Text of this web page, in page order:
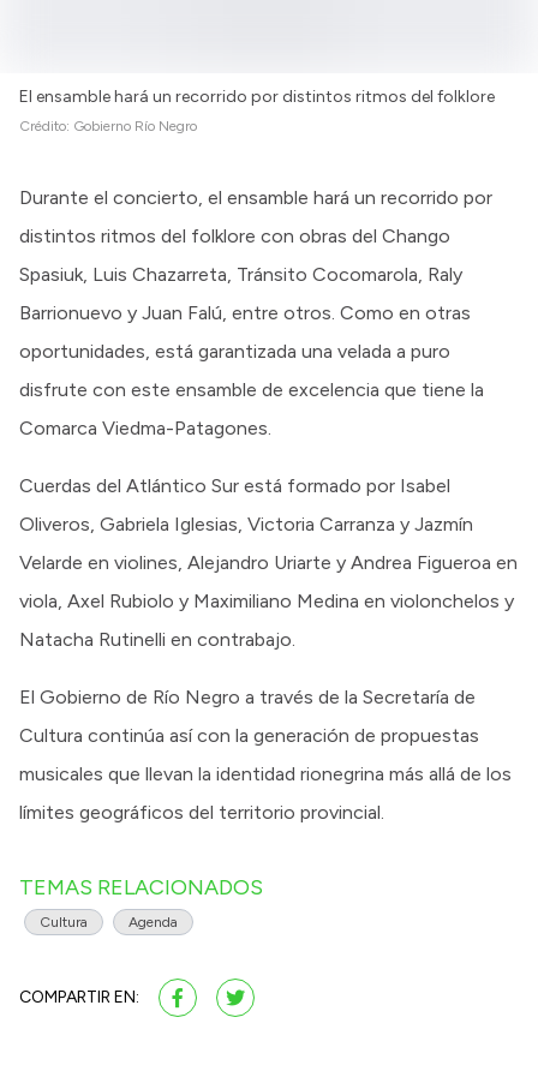
El ensamble hará un recorrido por distintos ritmos del folklore
Crédito: Gobierno Río Negro
Durante el concierto, el ensamble hará un recorrido por
distintos ritmos del folklore con obras del Chango
Spasiuk, Luis Chazarreta, Tránsito Cocomarola, Raly
Barrionuevo y Juan Falú, entre otros. Como en otras
oportunidades, está garantizada una velada a puro
disfrute con este ensamble de excelencia que tiene la
Comarca Viedma-Patagones.
Cuerdas del Atlántico Sur está formado por Isabel
Oliveros, Gabriela Iglesias, Victoria Carranza y Jazmín
Velarde en violines, Alejandro Uriarte y Andrea Figueroa en
viola, Axel Rubiolo y Maximiliano Medina en violonchelos y
Natacha Rutinelli en contrabajo.
El Gobierno de Río Negro a través de la Secretaría de
Cultura continúa así con la generación de propuestas
musicales que llevan la identidad rionegrina más allá de los
límites geográficos del territorio provincial.
TEMAS RELACIONADOS
Cultura Agenda
COMPARTIR EN: